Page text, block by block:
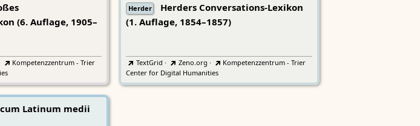
(6. Auflage, 1905–
Kompetenzzentrum - Trier
Herder
Herders Conversations-Lexikon
(1. Auflage, 1854–1857)
TextGrid · Zeno.org ·
Kompetenzzentrum - Trier
Center for Digital Humanities
Latinum medii